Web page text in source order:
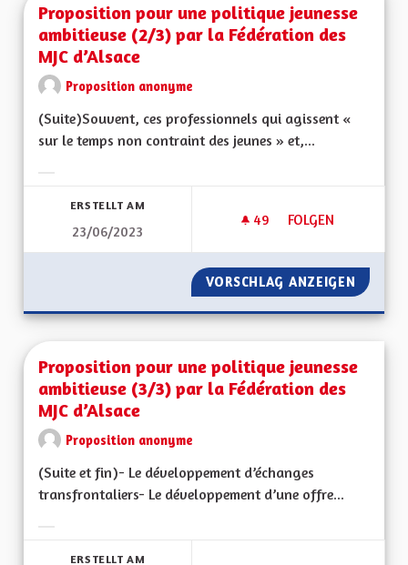
Proposition pour une politique jeunesse
ambitieuse (2/3) par la Fédération des
MJC d’Alsace
Proposition anonyme
(Suite)Souvent, ces professionnels qui agissent «
sur le temps non contraint des jeunes » et,...
ERSTELLT AM
23/06/2023
49 49 FOLLOWER
FOLGEN
PROPOSITION
VORSCHLAG ANZEIGEN
Proposition pour une politique jeunesse
ambitieuse (3/3) par la Fédération des
MJC d’Alsace
Proposition anonyme
(Suite et fin)- Le développement d’échanges
transfrontaliers- Le développement d’une offre...
ERSTELLT AM